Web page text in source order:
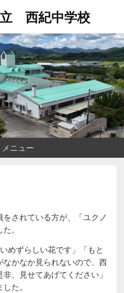
西紀中学校
メニュー
されている方が、「ユクノ
。
めずらしい花です」「もと
なかなか見られないので、西
、見せてあげてください」
た。